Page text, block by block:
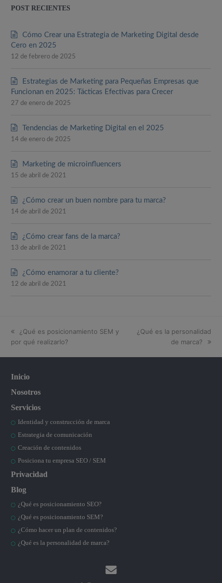
POST RECIENTES
Cómo Crear una Estrategia de Marketing Digital desde
Cero en 2025
12 de febrero de 2025
Estrategias de Marketing para Pequeñas Empresas que
Funcionan en 2025: Tácticas Efectivas para Crecer
27 de enero de 2025
Tendencias de Marketing Digital en el 2025
14 de enero de 2025
Marketing de microinfluencers
15 de abril de 2021
¿Cómo crear un buen nombre para tu marca?
14 de abril de 2021
¿Cómo crear fans de la marca?
13 de abril de 2021
¿Cómo enamorar a tu cliente?
12 de abril de 2021
previous
post:
¿Qué es posicionamiento SEM y
por qué realizarlo?
next
¿Qué es la personalidad
de marca?
Inicio
Nosotros
Servicios
Identidad y construcción de marca
Estrategia de comunicación
Creación de contenidos
Posiciona tu empresa SEO / SEM
Privacidad
Blog
¿Qué es posicionamiento SEO?
¿Qué es posicionamiento SEM?
¿Cómo hacer un plan de contenidos?
¿Qué es la personalidad de marca?